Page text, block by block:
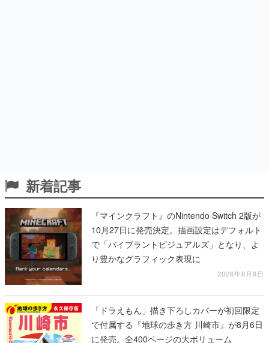
新着記事
『マインクラフト』のNintendo Switch 2版が
10月27日に発売決定。描画設定はデフォルト
で「バイブラントビジュアルズ」となり、よ
り豊かなグラフィック表現に
2026年8月6日
「ドラえもん」描き下ろしカバーが初回限定
で付属する『地球の歩き方 川崎市』が8月6日
に発売。全400ページの大ボリューム